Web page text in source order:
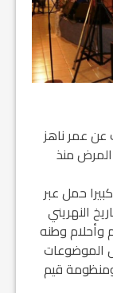
عن عمر ناهز
المرض منذ
حمل عبر
النهريني
وأحلام وطنه
الموضوعات
ومنظومة قيم